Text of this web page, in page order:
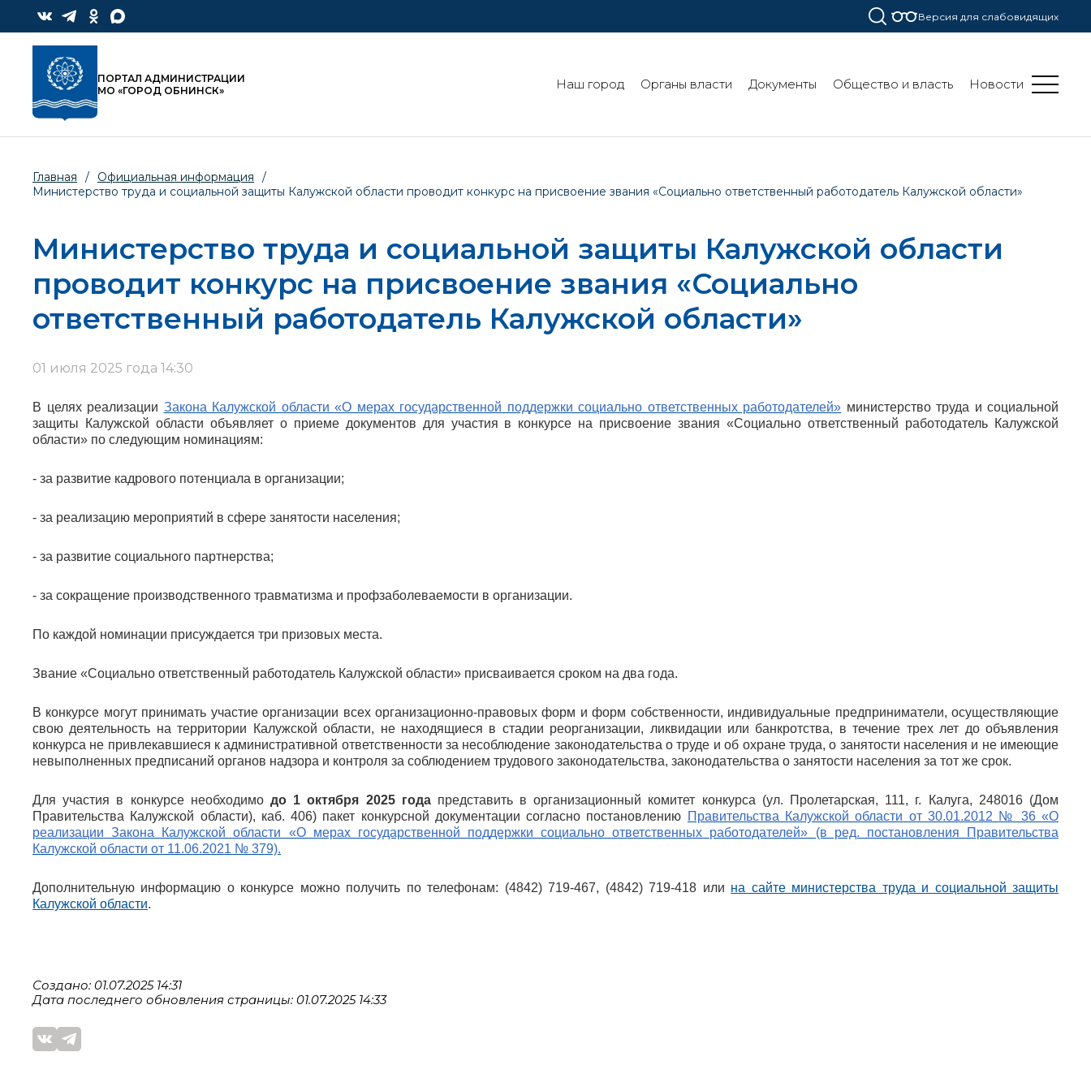
Версия для слабовидящих
ПОРТАЛ АДМИНИСТРАЦИИ
МО «ГОРОД ОБНИНСК»
Наш город Органы власти Документы Общество и власть Новости
Главная / Официальная информация
/
Министерство труда и социальной защиты Калужской области проводит конкурс на присвоение звания «Социально ответственный работодатель Калужской области»
Министерство труда и социальной защиты Калужской области
проводит конкурс на присвоение звания «Социально
ответственный работодатель Калужской области»
01 июля 2025 года 14:30
В целях реализации Закона Калужской области «О мерах государственной поддержки социально ответственных работодателей» министерство труда и социальной
защиты Калужской области объявляет о приеме документов для участия в конкурсе на присвоение звания «Социально ответственный работодатель Калужской
области» по следующим номинациям:
- за развитие кадрового потенциала в организации;
- за реализацию мероприятий в сфере занятости населения;
- за развитие социального партнерства;
- за сокращение производственного травматизма и профзаболеваемости в организации.
По каждой номинации присуждается три призовых места.
Звание «Социально ответственный работодатель Калужской области» присваивается сроком на два года.
В конкурсе могут принимать участие организации всех организационно-правовых форм и форм собственности, индивидуальные предприниматели, осуществляющие
свою деятельность на территории Калужской области, не находящиеся в стадии реорганизации, ликвидации или банкротства, в течение трех лет до объявления
конкурса не привлекавшиеся к административной ответственности за несоблюдение законодательства о труде и об охране труда, о занятости населения и не имеющие
невыполненных предписаний органов надзора и контроля за соблюдением трудового законодательства, законодательства о занятости населения за тот же срок.
Для участия в конкурсе необходимо до 1 октября 2025 годапредставить в организационный комитет конкурса (ул. Пролетарская, 111, г. Калуга, 248016 (Дом
Правительства Калужской области), каб. 406) пакет конкурсной документации согласно постановлению Правительства Калужской области от 30.01.2012 № 36 «О
реализации Закона Калужской области «О мерах государственной поддержки социально ответственных работодателей» (в ред. постановления Правительства
Калужской области от 11.06.2021 № 379).
Дополнительную информацию о конкурсе можно получить по телефонам: (4842) 719-467, (4842) 719-418 или на сайте министерства труда и социальной защиты
Калужской области.
Создано: 01.07.2025 14:31
Дата последнего обновления страницы: 01.07.2025 14:33